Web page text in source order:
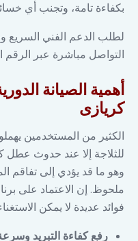
بكفاءة تامة، وتجنب أي
لطلب الدعم الفني السريع
التواصل مباشرة عبر الرقم
أهمية الصيانة
كريازى
الكثير من المستخدمين
للثلاجة إلا عند حدوث عطل
وهو ما قد يؤدي إلى تفاقم
ملحوظ. إن الاعتماد على
فوائد عديدة لا يمكن
رفع كفاءة التبريد